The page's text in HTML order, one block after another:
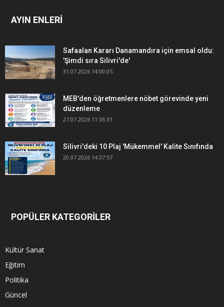
AYIN ENLERİ
Safaalan Kararı Danamandıra için emsal oldu:
'Şimdi sıra Silivri'de'
31.07.2026 14:00:05
MEB'den öğretmenlere nöbet görevinde yeni
düzenleme
27.07.2026 11:36:31
Silivri'deki 10 Plaj 'Mükemmel' Kalite Sınıfında
20.07.2026 14:37:57
POPÜLER KATEGORİLER
Kültür Sanat
Eğitim
Politika
Güncel